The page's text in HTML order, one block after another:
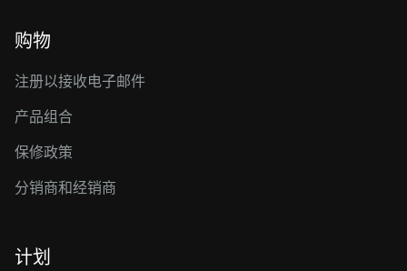
购物
注册以接收电子邮件
产品组合
保修政策
分销商和经销商
计划